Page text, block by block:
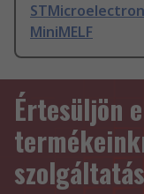
MiniMELF
Értesüljön